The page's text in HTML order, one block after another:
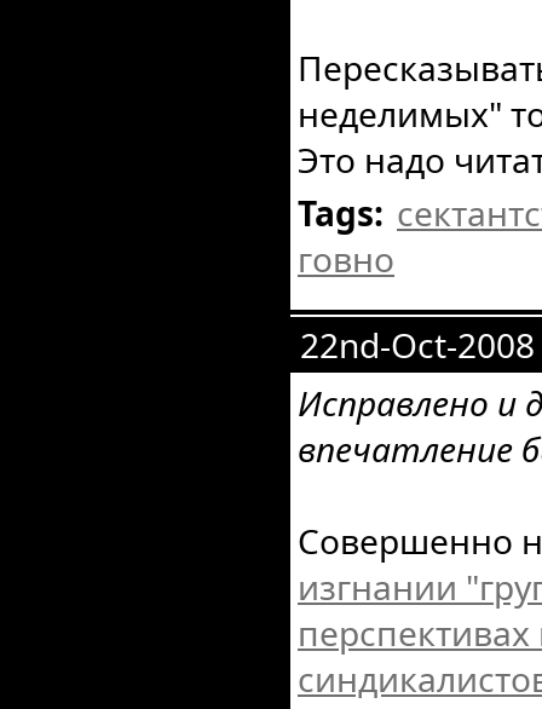
неделимых"
Это надо
Tags:
говно
22nd-Oct-
Исправлено и
впечатление
Совершенно
изгнании
перспективах